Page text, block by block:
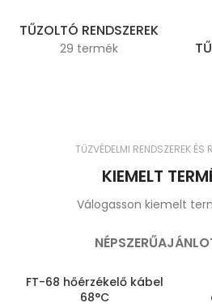
TŰZOLTÓ RENDSZEREK
29 termék
TŰZVÉDELMI RENDSZEREK ÉS
KIEMELT
Válogasson kiemelt
NÉPSZERŰ
FT-68 hőérzékelő kábel
68°C